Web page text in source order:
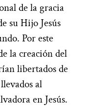
de la gracia
su Hijo Jesús
Por este
la creación del
libertados de
al
en Jesús.